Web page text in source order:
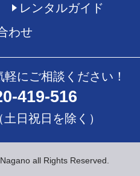
レンタルガイド
わせ
にご相談ください！
419-516
日祝日を除く）
all Rights Reserved.